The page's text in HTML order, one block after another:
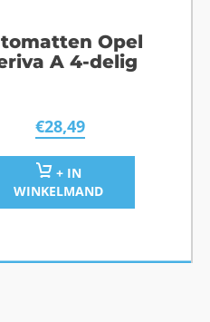
Opel
A 4-delig
€28,49
+ IN
WINKELMAND